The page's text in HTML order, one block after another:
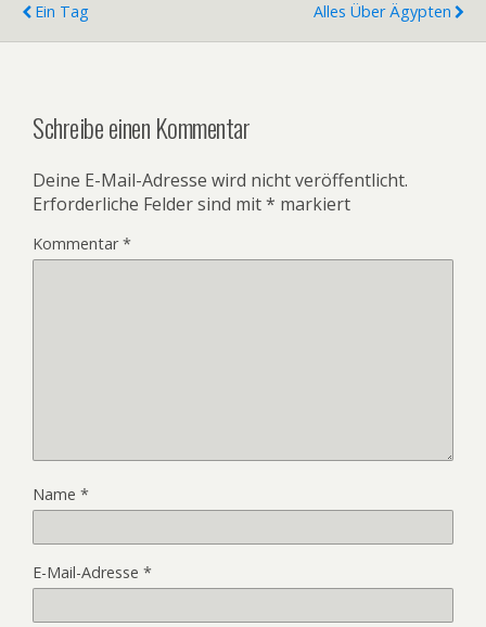
Ein Tag
Alles Über Ägypten
Schreibe einen Kommentar
Deine E-Mail-Adresse wird nicht veröffentlicht.
Erforderliche Felder sind mit* markiert
Kommentar*
Name *
E-Mail-Adresse *